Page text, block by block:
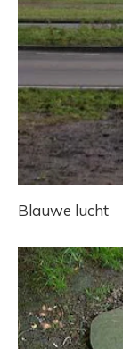
Blauwe lucht